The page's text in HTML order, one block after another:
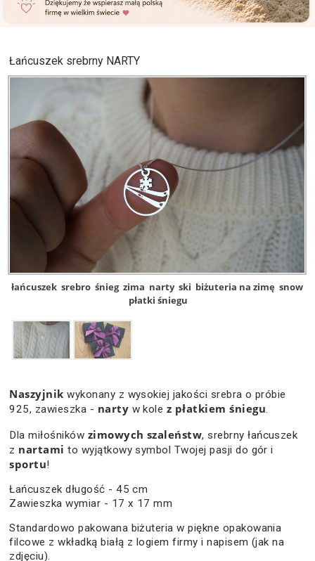
Łańcuszek srebrny NARTY
łańcuszek srebro śnieg zima narty ski biżuteria na zimę snow
płatki śniegu
Naszyjnikwykonany z wysokiej jakości srebra o próbie
925, zawieszka - narty w kole z płatkiem śniegu.
Dla miłośników zimowych szaleństw, srebrny łańcuszek
z nartamito wyjątkowy symbol Twojej pasji do gór i
sportu!
Łańcuszek długość - 45 cm
Zawieszka wymiar - 17 x 17 mm
Standardowo pakowana biżuteria w piękne opakowania
filcowe z wkładką białą z logiem firmy i napisem (jak na
zdjęciu).